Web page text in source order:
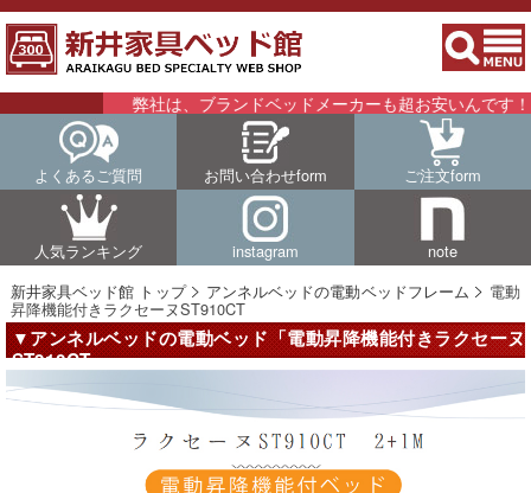
弊社は、ブランドベッドメーカーも超お安いんです！！詳
よくあるご質問 お問い合わせform ご注文form
人気ランキング instagram
note
新井家具ベッド館 トップ
アンネルベッドの電動ベッドフレーム 電動
昇降機能付きラクセーヌST910CT
▼アンネルベッドの電動ベッド「電動昇降機能付きラクセーヌ
ST910CT」